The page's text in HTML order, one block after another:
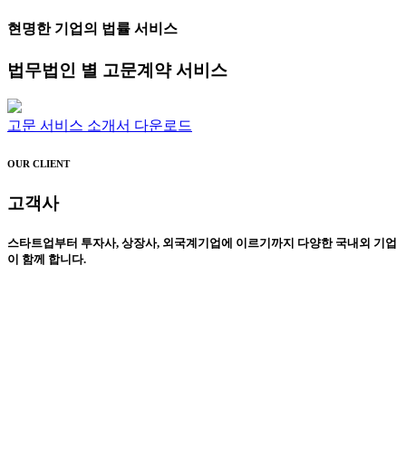
현명한 기업의 법률 서비스
법무법인 별 고문계약 서비스
고문 서비스 소개서 다운로드
OUR CLIENT
고객사
스타트업부터 투자사, 상장사, 외국계기업에 이르기까지 다양한 국내외 기업
이 함께 합니다.